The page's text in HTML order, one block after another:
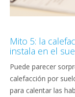
Mito 5: la
instala en el
Puede parecer
calefacción por
para calentar las